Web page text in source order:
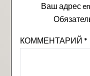
Ваш адрес
КОММЕНТАРИЙ *